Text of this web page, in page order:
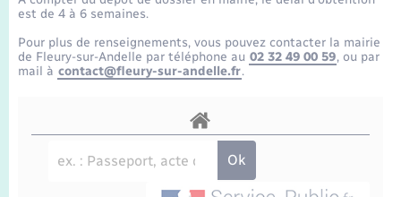
Etat-civil - Papiers - Citoyenneté
Mariage – PACS
Recensement
Loisirs
Transports scolaires
Travaux - Autorisation d’occupation de l’espace
public
Compétences
Présentation de la commune
est de 4 à 6 semaines.
Pour plus de renseignements, vous pouvez contacter la mairie
de Fleury-sur-Andelle par téléphone au 02 32 49 00 59, ou par
mail à contact@fleury-sur-andelle.fr.